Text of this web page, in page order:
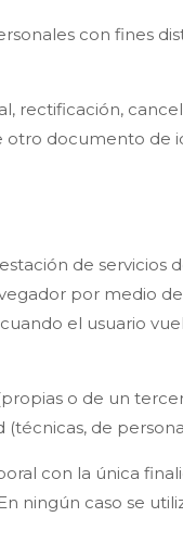
con fines
rectificación,
documento de
de servicios
por medio
el usuario
o de un
de
con la única
ningún caso se